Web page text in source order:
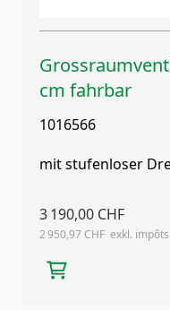
cm fahrbar
1016566
mit stufenloser
3 190,00 CHF
2 950,97 CHF